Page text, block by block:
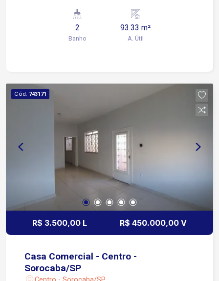
Sorocaba Acesso fácil à Rua 7 de Setembro e
vias principais Próximo à Padaria Real, Night Dog
e grande variedade de comércios Esquina com
2
Banho
93.33 m²
A. Útil
Cód. 743171
R$ 3.500,00 L R$ 450.000,00 V
Casa Comercial - Centro -
Sorocaba/SP